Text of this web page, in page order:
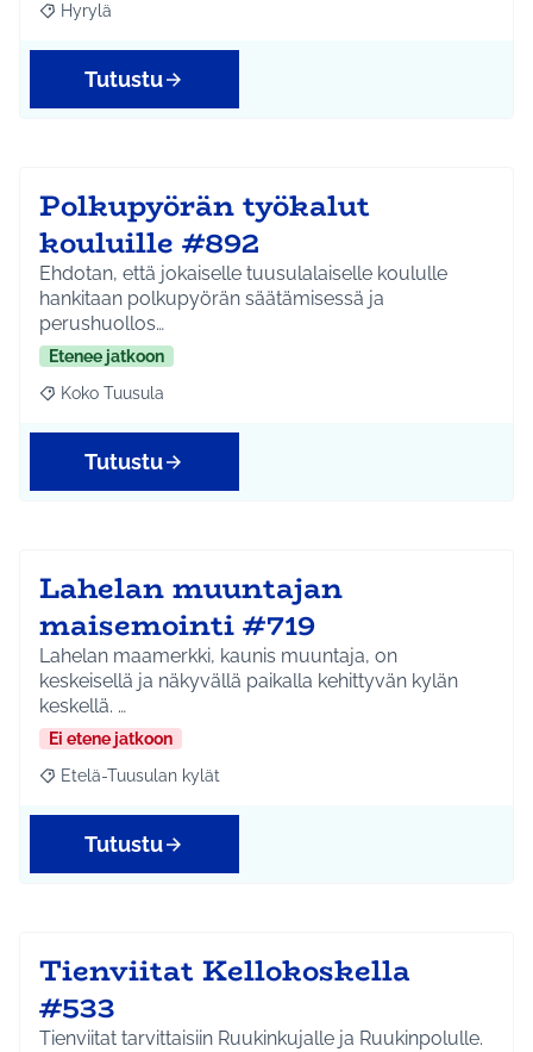
Rajaa tulokset aihepiirin mukaan: Hyrylä
Hyrylä
Tutustu
Polkupyörän työkalut
kouluille #892
Ehdotan, että jokaiselle tuusulalaiselle koululle
hankitaan polkupyörän säätämisessä ja
perushuollos…
Etenee jatkoon
Rajaa tulokset aihepiirin mukaan: Koko Tuusula
Koko Tuusula
Tutustu
Lahelan muuntajan
maisemointi #719
Lahelan maamerkki, kaunis muuntaja, on
keskeisellä ja näkyvällä paikalla kehittyvän kylän
keskellä. …
Ei etene jatkoon
Rajaa tulokset aihepiirin mukaan: Etelä-Tuusulan kylät
Etelä-Tuusulan kylät
Tutustu
Tienviitat Kellokoskella
#533
Tienviitat tarvittaisiin Ruukinkujalle ja Ruukinpolulle.